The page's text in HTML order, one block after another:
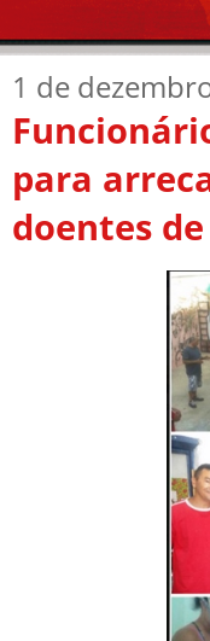
1 de
para
doentes